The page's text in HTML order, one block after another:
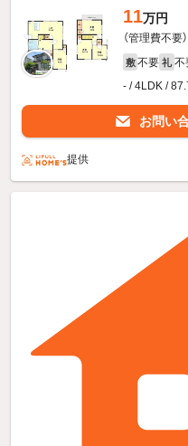
11万円
（管理費不要）
敷 不要 礼 不
- / 4LDK /
お問い
提供